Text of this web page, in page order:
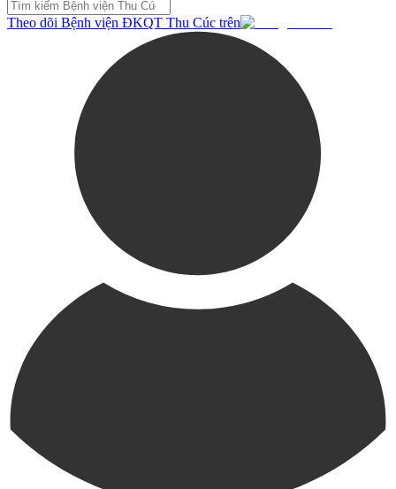
Theo dõi Bệnh viện ĐKQT Thu Cúc trên